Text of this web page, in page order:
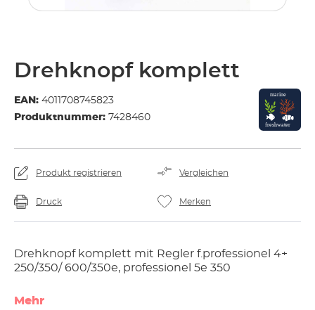
Drehknopf komplett
EAN: 4011708745823
Produktnummer: 7428460
Produkt registrieren Vergleichen
Druck Merken
Drehknopf komplett mit Regler f.professionel 4+
250/350/ 600/350e, professionel 5e 350
Mehr